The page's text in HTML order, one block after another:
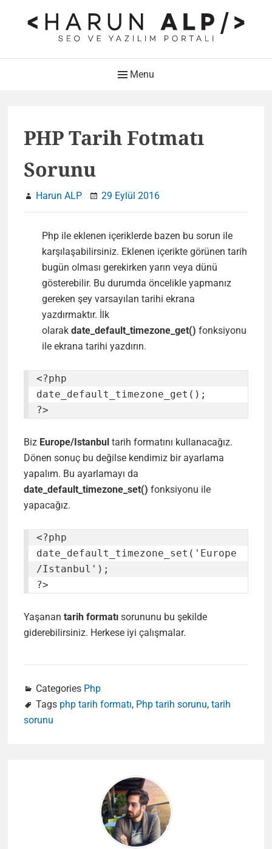
HARUN ALP Kişisel Blog –
SEO ve Yazılım Portalı
Menu
PHP Tarih Fotmatı
Sorunu
Harun ALP 29 Eylül 2016
Php ile eklenen içeriklerde bazen bu sorun ile
karşılaşabilirsiniz. Eklenen içerikte görünen tarih
bugün olması gerekirken yarın veya dünü
gösterebilir. Bu durumda öncelikle yapmanız
gereken şey varsayılan tarihi ekrana
yazdırmaktır. İlk
olarak date_default_timezone_get() fonksiyonu
ile ekrana tarihi yazdırın.
<?php
date_default_timezone_get();
?>
Biz Europe/Istanbul tarih formatını kullanacağız.
Dönen sonuç bu değilse kendimiz bir ayarlama
yapalım. Bu ayarlamayı da
date_default_timezone_set() fonksiyonu ile
yapacağız.
<?php
date_default_timezone_set('Europe
/Istanbul');
?>
Yaşanan tarih formatı sorununu bu şekilde
giderebilirsiniz. Herkese iyi çalışmalar.
Categories Php
Tags php tarih formatı, Php tarih sorunu, tarih
sorunu